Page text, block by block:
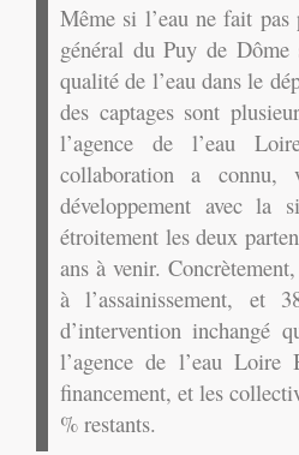
Même si l’eau ne fait pas
général du Puy de Dôme
qualité de l’eau dans le
des captages sont
l’agence de l’eau
collaboration a connu,
développement avec la
étroitement les deux
ans à venir.
à l’assainissement, et
d’intervention inchangé
l’agence de l’eau Loire
financement, et les
% restants.